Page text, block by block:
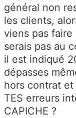
général non
les clients,
viens pas faire
serais pas au
il est indiqué
dépasses
hors contrat
TES erreurs
CAPICHE ?